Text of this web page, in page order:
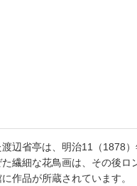
辺省亭は、明治11（1878
繊細な花鳥画は、その後
作品が所蔵されています。